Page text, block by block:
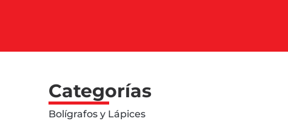
Categorías
Bolígrafos y Lápices